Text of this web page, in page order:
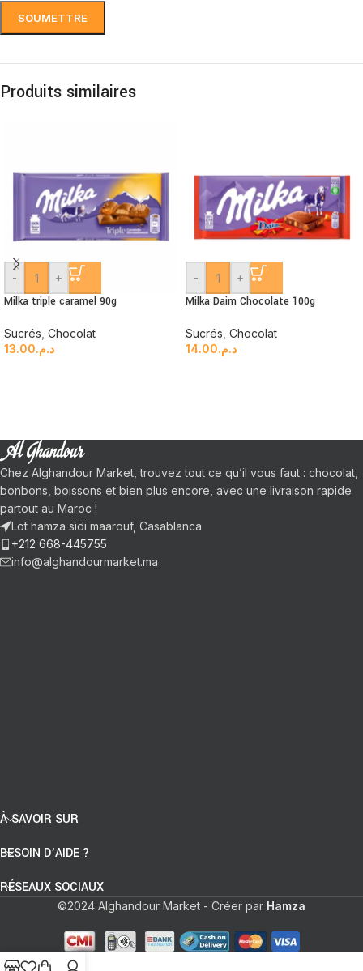
Produits similaires
- +
Milka triple caramel 90g
Sucrés Chocolat
د.م.13.00
- +
Milka Daim Chocolate 100g
Sucrés Chocolat
د.م.14.00
Chez Alghandour Market, trouvez tout ce qu’il vous faut : chocolat,
bonbons, boissons et bien plus encore, avec une livraison rapide
partout au Maroc !
Lot hamza sidi maarouf, Casablanca
+212 668-445755
info@alghandourmarket.ma
À SAVOIR SUR
BESOIN D’AIDE ?
RÉSEAUX SOCIAUX
©2024 Alghandour Market - Créer par Hamza